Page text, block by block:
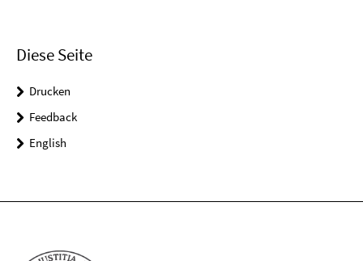
Diese Seite
Drucken
Feedback
English